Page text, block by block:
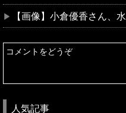
【画像】小倉優香さん、水着グラビ
人気記事